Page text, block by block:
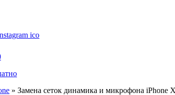
» Замена сеток динамика и микрофона iPhone X